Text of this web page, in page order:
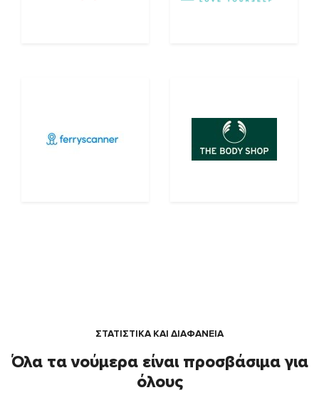
ΣΤΑΤΙΣΤΙΚΑ ΚΑΙ ΔΙΑΦΑΝΕΙΑ
Όλα τα νούμερα είναι προσβάσιμα για
όλους